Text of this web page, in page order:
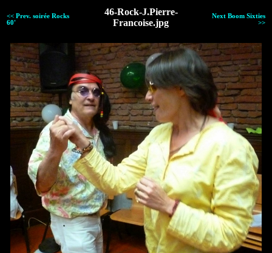
<< Prev. soirée Rocks
60'
46-Rock-J.Pierre-
Francoise.jpg
Next Boom Sixties
>>